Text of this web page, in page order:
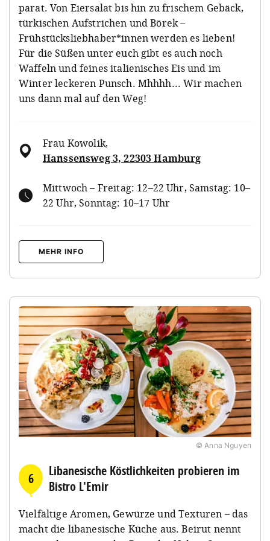
parat. Von Eiersalat bis hin zu frischem Gebäck,
türkischen Aufstrichen und Börek –
Frühstücksliebhaber*innen werden es lieben!
Für die Süßen unter euch gibt es auch noch
Waffeln und feines italienisches Eis und im
Winter leckeren Punsch. Mhhhh... Wir machen
uns dann mal auf den Weg!
Frau Kowolik,
Hanssensweg 3, 22303 Hamburg
Mittwoch – Freitag: 12–22 Uhr, Samstag: 10–
22 Uhr, Sonntag: 10–17 Uhr
MEHR INFO
© Anna Nguyen
6
Libanesische Köstlichkeiten probieren im
Bistro L'Emir
Vielfältige Aromen, Gewürze und Texturen – das
macht die libanesische Küche aus. Beirut nennt